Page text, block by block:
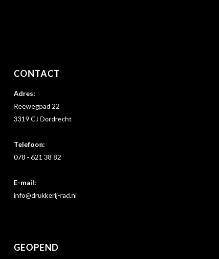
CONTACT
Adres:
Reewegpad 22
3319 CJ Dordrecht
Telefoon:
078 - 621 38 82
E-mail:
info@drukkerij-rad.nl
GEOPEND